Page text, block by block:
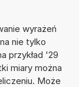
wyrażeń
nie tylko
przykład '29
miary można
Może